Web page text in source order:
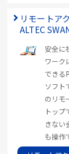
リモートア
ALTEC
安全に
ワーク
できる
ソフト
のリモ
トップ
きない
も操作